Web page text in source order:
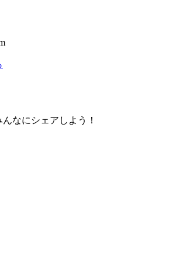
なにシェアしよう！